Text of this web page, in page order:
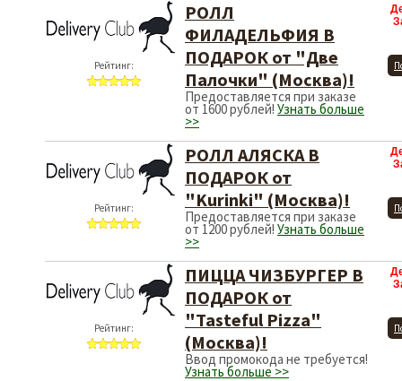
Рейтинг:
РОЛЛ
ФИЛАДЕЛЬФИЯ В
ПОДАРОК от "Две
Палочки" (Москва)!
Предоставляется при заказе
от 1600 рублей! Узнать больше
>>
Рейтинг:
РОЛЛ АЛЯСКА В
ПОДАРОК от
"Kurinki" (Москва)!
Предоставляется при заказе
от 1200 рублей! Узнать больше
>>
Рейтинг:
ПИЦЦА ЧИЗБУРГЕР В
ПОДАРОК от
"Tasteful Pizza"
(Москва)!
Ввод промокода не требуется!
Узнать больше >>